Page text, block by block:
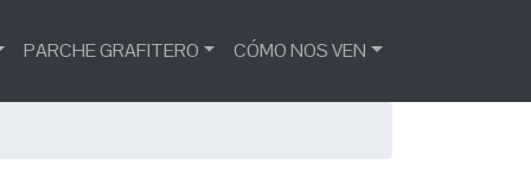
PARCHE GRAFITERO CÓMO NOS VEN